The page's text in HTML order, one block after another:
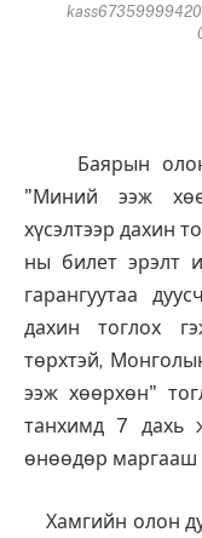
Баярын олон
"Миний ээж
хүсэлтээр дахин
ны билет эрэлт
гарангуутаа
дахин тоглох
төрхтэй,
ээж хөөрхөн"
танхимд 7 дахь
өнөөдөр маргааш
Хамгийн олон